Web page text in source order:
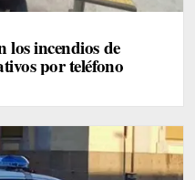
los incendios de
por teléfono